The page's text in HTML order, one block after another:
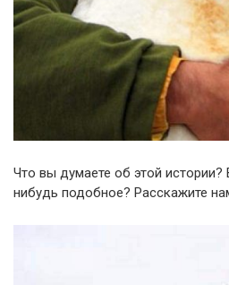
Что вы думаете об этой
нибудь подобное? Расскажите